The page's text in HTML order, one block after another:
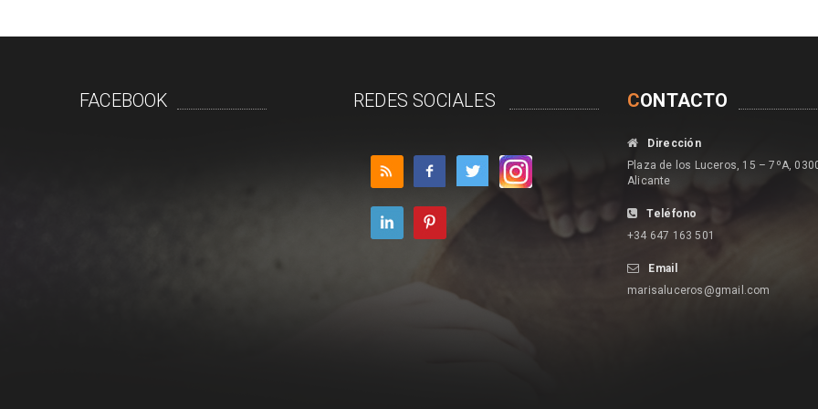
FACEBOOK REDES SOCIALES CONTACTO
Dirección
Plaza de los Luceros, 15 – 7ºA,
Alicante
Teléfono
+34 647 163 501
Email
marisaluceros@gmail.com